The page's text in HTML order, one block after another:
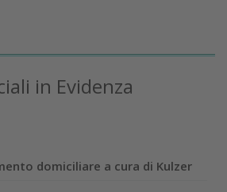
in Evidenza
domiciliare a cura di Kulzer